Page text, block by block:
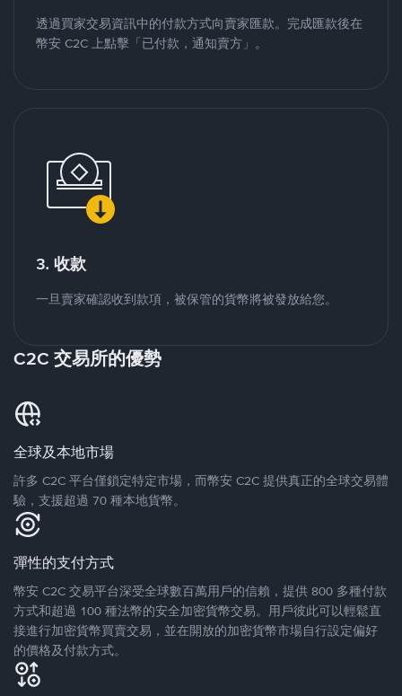
透過買家交易資訊中的付款方式向賣家匯款。完成匯款後在
幣安 C2C 上點擊「已付款，通知賣方」。
3. 收款
一旦賣家確認收到款項，被保管的貨幣將被發放給您。
C2C 交易所的優勢
全球及本地市場
許多 C2C 平台僅鎖定特定市場，而幣安 C2C 提供真正的全球交易體
驗，支援超過 70 種本地貨幣。
彈性的支付方式
幣安 C2C 交易平台深受全球數百萬用戶的信賴，提供 800 多種付款
方式和超過 100 種法幣的安全加密貨幣交易。用戶彼此可以輕鬆直
接進行加密貨幣買賣交易，並在開放的加密貨幣市場自行設定偏好
的價格及付款方式。